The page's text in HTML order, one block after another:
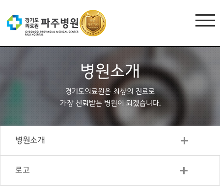
병원소개
경기도의료원은 최상의 진료로
가장 신뢰받는 병원이 되겠습니다.
병원소개
로고